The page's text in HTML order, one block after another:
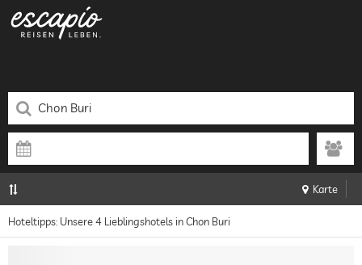
Karte
Hoteltipps: Unsere 4 Lieblingshotels in Chon Buri